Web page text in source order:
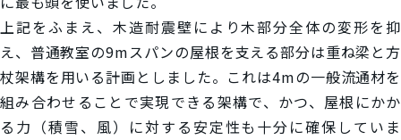
上記をふまえ、木造耐震壁により木部分全体の変形を抑
え、普通教室の9mスパンの屋根を支える部分は重ね梁と方
杖架構を用いる計画としました。これは4mの一般流通材を
組み合わせることで実現できる架構で、かつ、屋根にかか
る力（積雪、風）に対する安定性も十分に確保していま